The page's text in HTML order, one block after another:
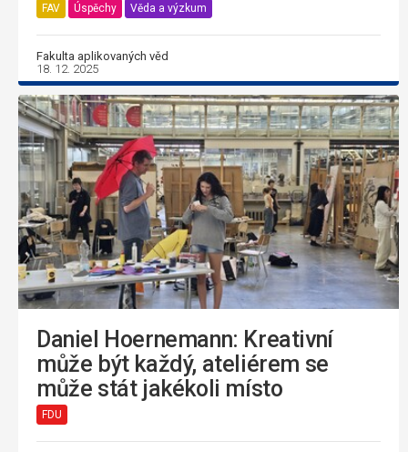
FAV Úspěchy Věda a výzkum
Fakulta aplikovaných věd
18. 12. 2025
Daniel Hoernemann: Kreativní
může být každý, ateliérem se
může stát jakékoli místo
FDU